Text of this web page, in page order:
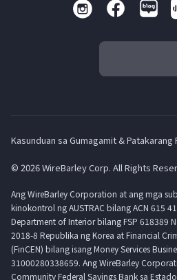
Kasunduan sa Gumagamit & Patakarang
© 2026 WireBarley Corp. All Rights
Ang WireBarley Corporation at ang mga
kinokontrol ng AUSTRAC bilang ACN 615
Department of Interior bilang FSP 618389
2018-8 Republika ng Korea at Financial
(FinCEN) bilang isang Money Services
31000280338659. Ang WireBarley
Community Federal Savings Bank sa